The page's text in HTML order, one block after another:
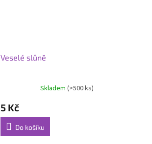
Veselé slůně
Skladem(>500 ks)
5 Kč
Do košíku